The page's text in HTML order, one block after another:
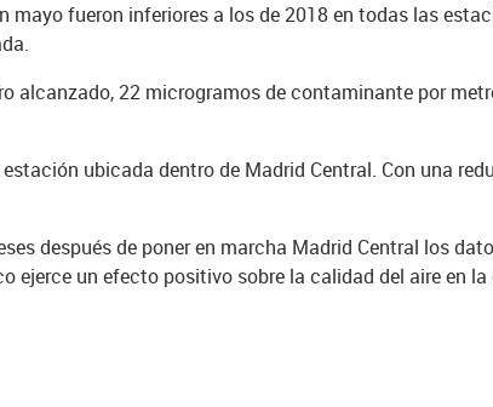
mayo fueron inferiores a los de 2018 en todas las
alcanzado, 22 microgramos de contaminante por
ubicada dentro de Madrid Central. Con una
después de poner en marcha Madrid Central los
un efecto positivo sobre la calidad del aire en la